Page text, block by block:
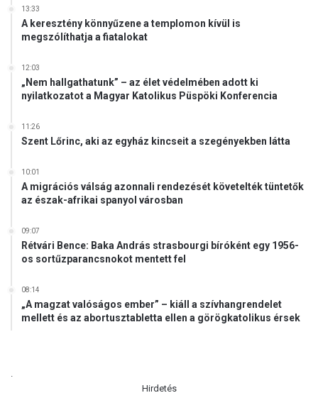
13:33
A keresztény könnyűzene a templomon kívül is
megszólíthatja a fiatalokat
12:03
„Nem hallgathatunk” – az élet védelmében adott ki
nyilatkozatot a Magyar Katolikus Püspöki Konferencia
11:26
Szent Lőrinc, aki az egyház kincseit a szegényekben látta
10:01
A migrációs válság azonnali rendezését követelték tüntetők
az észak-afrikai spanyol városban
09:07
Rétvári Bence: Baka András strasbourgi bíróként egy 1956-
os sortűzparancsnokot mentett fel
08:14
„A magzat valóságos ember” – kiáll a szívhangrendelet
mellett és az abortusztabletta ellen a görögkatolikus érsek
.
Hirdetés